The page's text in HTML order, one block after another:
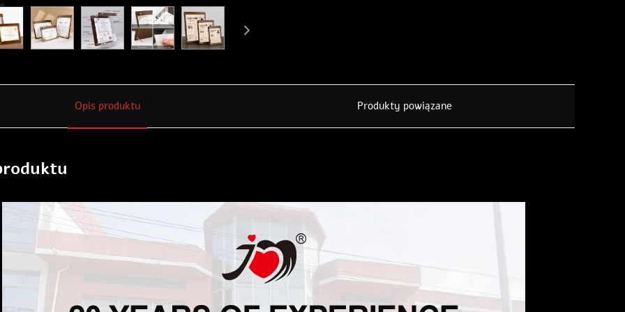
Opis produktu Produkty powiązane